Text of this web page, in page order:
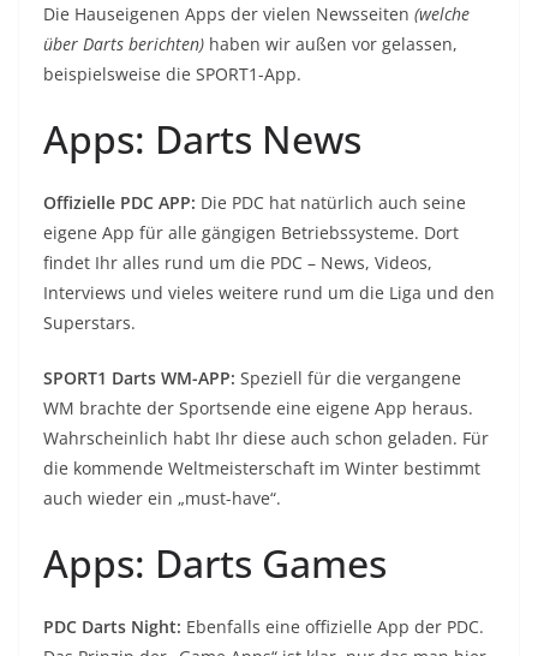
Die Hauseigenen Apps der vielen Newsseiten (welche
über Darts berichten) haben wir außen vor gelassen,
beispielsweise die SPORT1-App.
Apps: Darts News
Offizielle PDC APP: Die PDC hat natürlich auch seine
eigene App für alle gängigen Betriebssysteme. Dort
findet Ihr alles rund um die PDC – News, Videos,
Interviews und vieles weitere rund um die Liga und den
Superstars.
SPORT1 Darts WM-APP: Speziell für die vergangene
WM brachte der Sportsende eine eigene App heraus.
Wahrscheinlich habt Ihr diese auch schon geladen. Für
die kommende Weltmeisterschaft im Winter bestimmt
auch wieder ein „must-have“.
Apps: Darts Games
PDC Darts Night: Ebenfalls eine offizielle App der PDC.